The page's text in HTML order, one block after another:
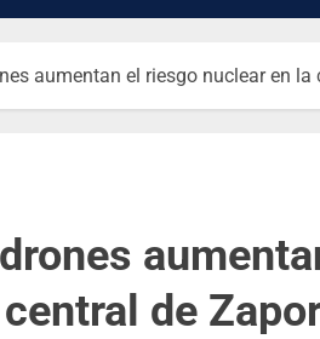
aumentan el riesgo nuclear en la
de